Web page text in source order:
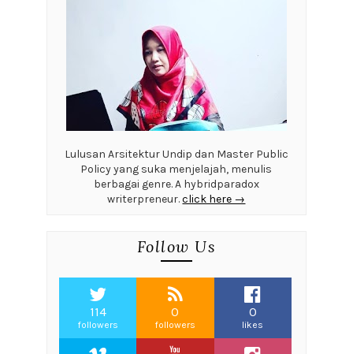
Lulusan Arsitektur Undip dan Master Public
Policy yang suka menjelajah, menulis
berbagai genre. A hybridparadox
writerpreneur.click here →
Follow Us
114
followers
0
followers
0
likes